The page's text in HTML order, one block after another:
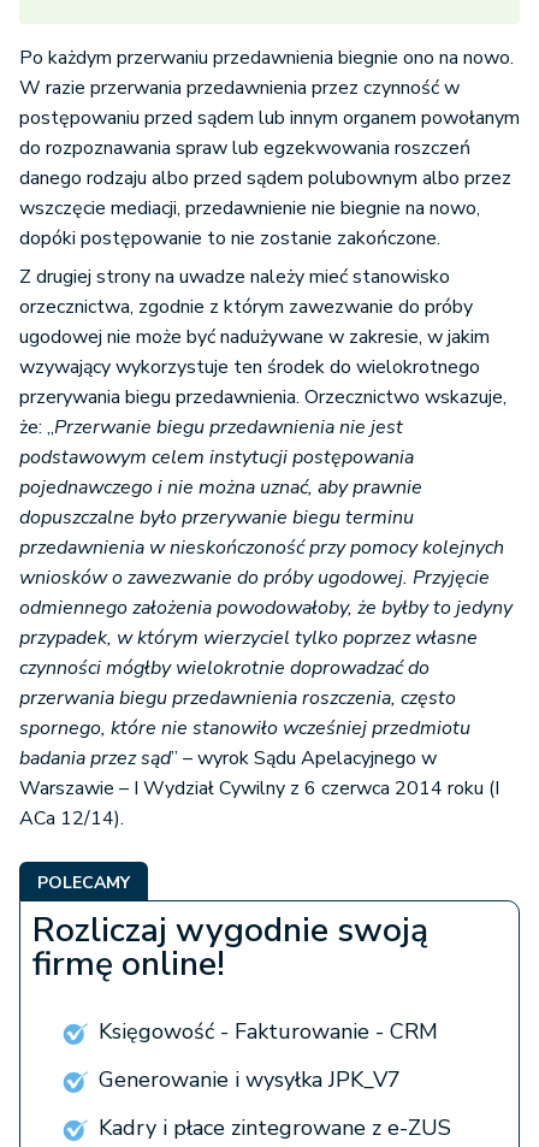
Po każdym przerwaniu przedawnienia biegnie ono na nowo.
W razie przerwania przedawnienia przez czynność w
postępowaniu przed sądem lub innym organem powołanym
do rozpoznawania spraw lub egzekwowania roszczeń
danego rodzaju albo przed sądem polubownym albo przez
wszczęcie mediacji, przedawnienie nie biegnie na nowo,
dopóki postępowanie to nie zostanie zakończone.
Z drugiej strony na uwadze należy mieć stanowisko
orzecznictwa, zgodnie z którym zawezwanie do próby
ugodowej nie może być nadużywane w zakresie, w jakim
wzywający wykorzystuje ten środek do wielokrotnego
przerywania biegu przedawnienia. Orzecznictwo wskazuje,
że: „Przerwanie biegu przedawnienia nie jest
podstawowym celem instytucji postępowania
pojednawczego i nie można uznać, aby prawnie
dopuszczalne było przerywanie biegu terminu
przedawnienia w nieskończoność przy pomocy kolejnych
wniosków o zawezwanie do próby ugodowej. Przyjęcie
odmiennego założenia powodowałoby, że byłby to jedyny
przypadek, w którym wierzyciel tylko poprzez własne
czynności mógłby wielokrotnie doprowadzać do
przerwania biegu przedawnienia roszczenia, często
spornego, które nie stanowiło wcześniej przedmiotu
badania przez sąd” – wyrok Sądu Apelacyjnego w
Warszawie – I Wydział Cywilny z 6 czerwca 2014 roku (I
ACa 12/14).
POLECAMY
Rozliczaj wygodnie swoją
firmę online!
Księgowość - Fakturowanie - CRM
Generowanie i wysyłka JPK_V7
Kadry i płace zintegrowane z e-ZUS